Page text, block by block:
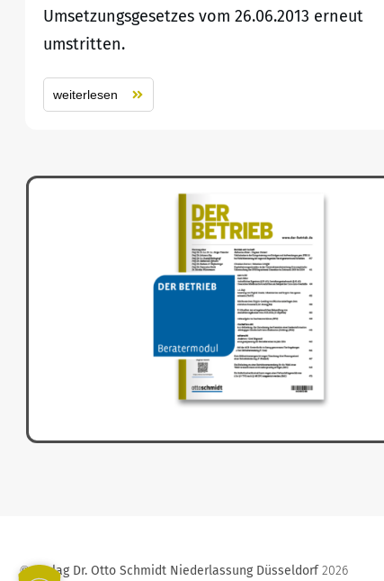
Umsetzungsgesetzes vom 26.06.2013 erneut
umstritten.
weiterlesen
©Verlag Dr. Otto Schmidt Niederlassung Düsseldorf 2026